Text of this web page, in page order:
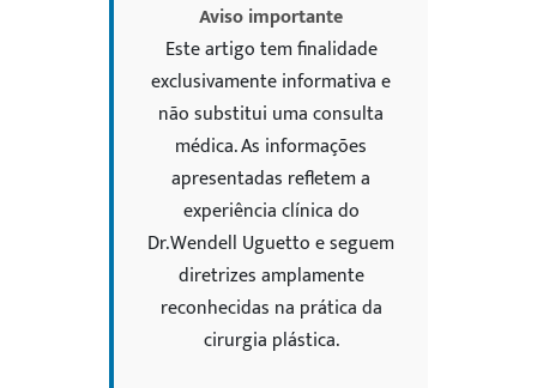
Aviso importante
Este artigo tem finalidade
exclusivamente informativa e
não substitui uma consulta
médica. As informações
apresentadas refletem a
experiência clínica do
Dr. Wendell Uguetto e seguem
diretrizes amplamente
reconhecidas na prática da
cirurgia plástica.